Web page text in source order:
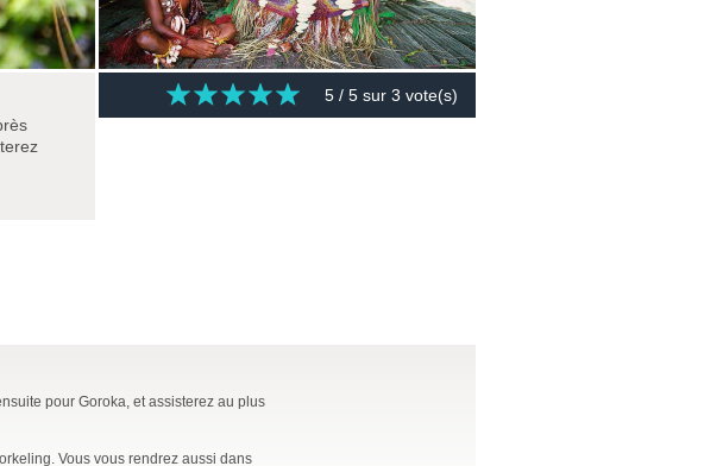
5 / 5 sur 3 vote(s)
pour Goroka, et assisterez au plus
Vous vous rendrez aussi dans